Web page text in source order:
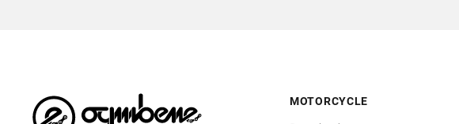
MOTORCYCLE